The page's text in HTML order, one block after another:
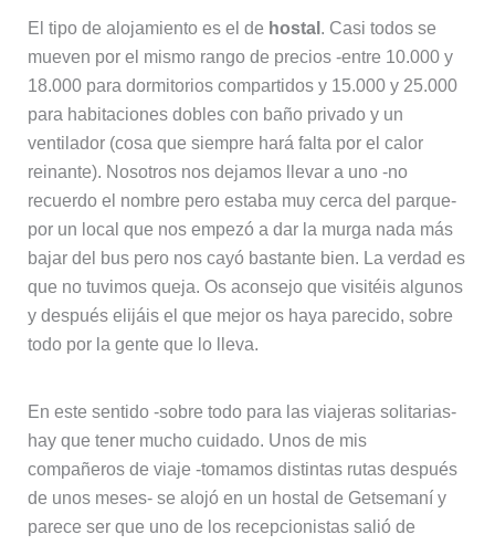
El tipo de alojamiento es el de hostal . Casi todos se
mueven por el mismo rango de precios -entre 10.000 y
18.000 para dormitorios compartidos y 15.000 y 25.000
para habitaciones dobles con baño privado y un
ventilador (cosa que siempre hará falta por el calor
reinante). Nosotros nos dejamos llevar a uno -no
recuerdo el nombre pero estaba muy cerca del parque-
por un local que nos empezó a dar la murga nada más
bajar del bus pero nos cayó bastante bien. La verdad es
que no tuvimos queja. Os aconsejo que visitéis algunos
y después elijáis el que mejor os haya parecido, sobre
todo por la gente que lo lleva.
En este sentido -sobre todo para las viajeras solitarias-
hay que tener mucho cuidado. Unos de mis
compañeros de viaje -tomamos distintas rutas después
de unos meses- se alojó en un hostal de Getsemaní y
parece ser que uno de los recepcionistas salió de